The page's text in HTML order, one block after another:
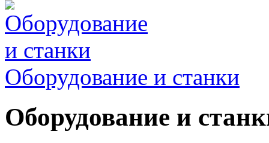
Оборудование и станки
Оборудование и